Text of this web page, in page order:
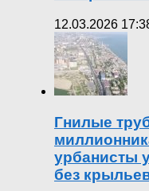
12.03.2026
Гнилые
урбанисты
без